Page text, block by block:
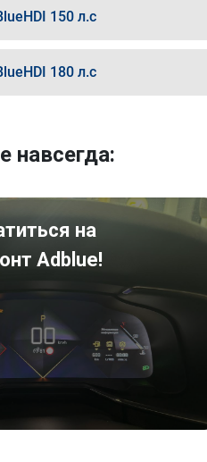
150 л.с
180 л.с
навсегда:
на
Adblue!